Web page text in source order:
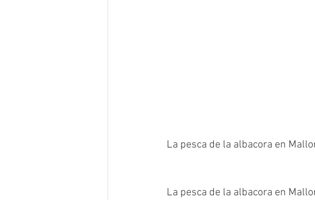
La pesca de la albacora en
La pesca de la albacora en